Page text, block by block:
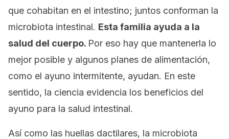
que cohabitan en el intestino; juntos conforman la
microbiota intestinal. Esta familia ayuda a la
salud del cuerpo. Por eso hay que mantenerla lo
mejor posible y algunos planes de alimentación,
como el ayuno intermitente, ayudan. En este
sentido, la ciencia evidencia los beneficios del
ayuno para la salud intestinal.
Así como las huellas dactilares, la microbiota